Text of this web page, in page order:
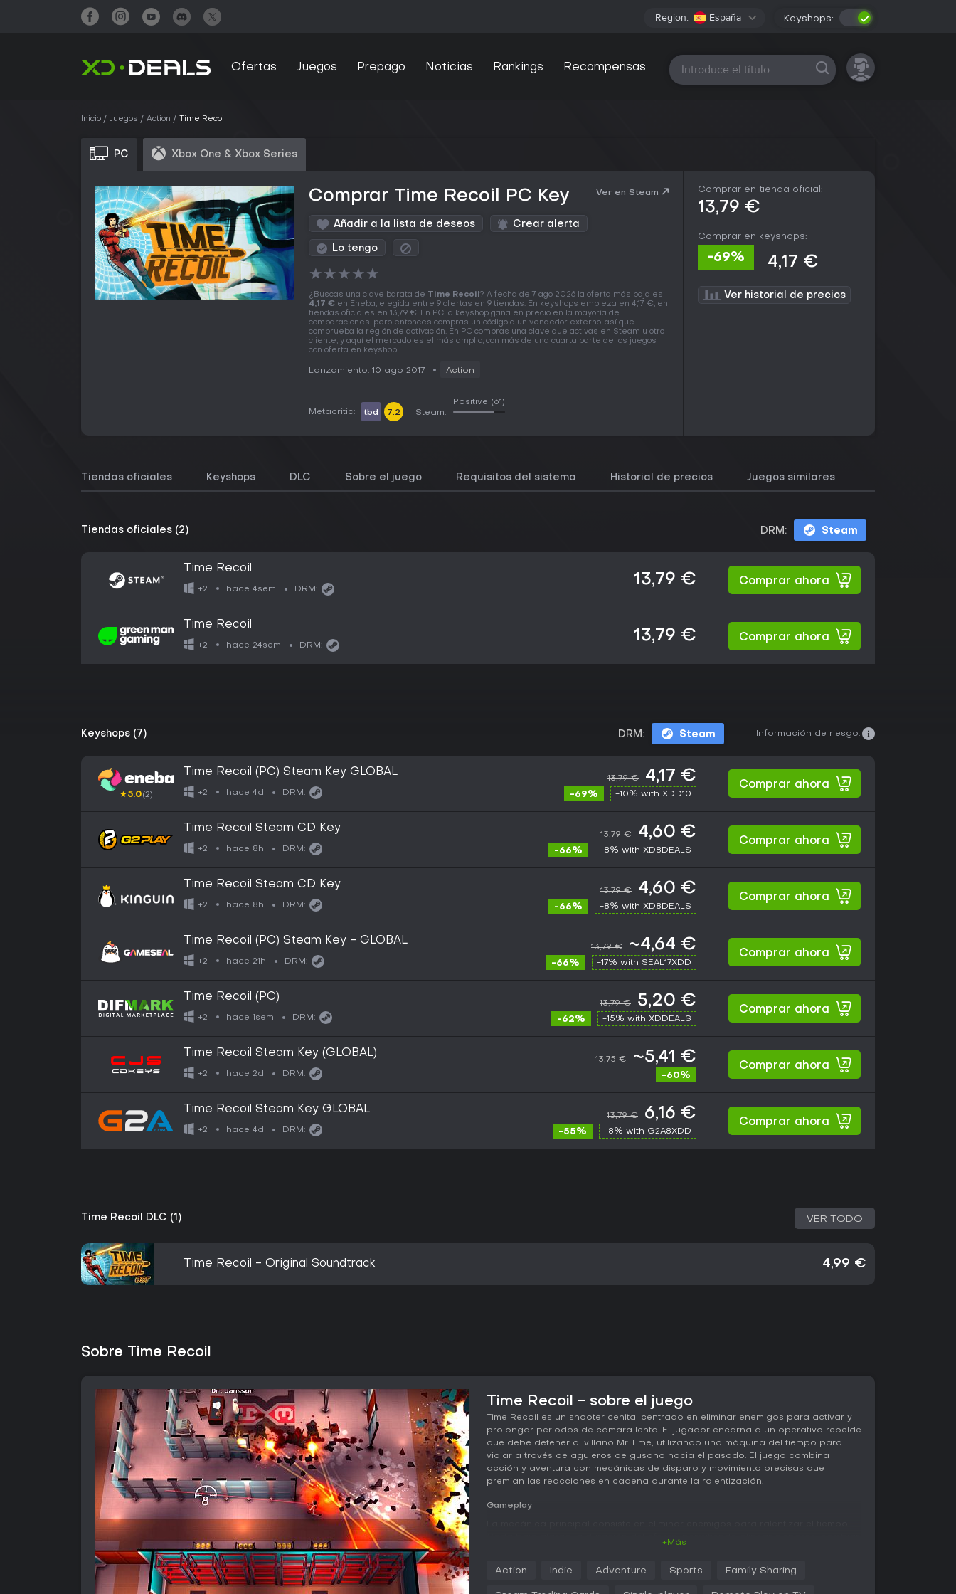
Region: España Keyshops:
Ofertas Juegos Prepago Noticias Rankings Recompensas Todas las plataformas
Inicio Juegos Action Time Recoil
PC Xbox One & Xbox Series
Comprar Time Recoil PC Key Ver en Steam
Añadir a la lista de deseos Crear alerta
Lo tengo
★★★★★
¿Buscas una clave barata de Time Recoil ? A fecha de 7 ago 2026 la oferta más baja es
4,17 € en Eneba, elegida entre 9 ofertas en 9 tiendas. En keyshops empieza en 4,17 €, en
tiendas oficiales en 13,79 €. En PC la keyshop gana en precio en la mayoría de
comparaciones, pero entonces compras un código a un vendedor externo, así que
comprueba la región de activación. En PC compras una clave que activas en Steam u otro
cliente, y aquí el mercado es el más amplio, con más de una cuarta parte de los juegos
con oferta en keyshop.
Lanzamiento: 10 ago 2017 Action
Metacritic: tbd 7.2 Steam:
Positive (61)
Comprar en tienda oficial:
13,79 €
Comprar en keyshops:
-69% 4,17 €
Ver historial de precios
Tiendas oficiales Keyshops DLC Sobre el juego Requisitos del sistema Historial de precios Juegos similares
Tiendas oficiales (2) DRM: Steam
Time Recoil
+2 hace 4sem DRM:
13,79 € Comprar ahora
Time Recoil
+2 hace 24sem DRM:
13,79 € Comprar ahora
Keyshops (7) DRM: Steam Información de riesgo:
★5.0(2)
Time Recoil (PC) Steam Key GLOBAL
+2 hace 4d DRM:
13,79 € 4,17 €
-69% -10% with XDD10
Comprar ahora
Time Recoil Steam CD Key
+2 hace 8h DRM:
13,79 € 4,60 €
-66% -8% with XD8DEALS
Comprar ahora
Time Recoil Steam CD Key
+2 hace 8h DRM:
13,79 € 4,60 €
-66% -8% with XD8DEALS
Comprar ahora
Time Recoil (PC) Steam Key - GLOBAL
+2 hace 21h DRM:
13,79 € ~4,64 €
-66% -17% with SEAL17XDD
Comprar ahora
Time Recoil (PC)
+2 hace 1sem DRM:
13,79 € 5,20 €
-62% -15% with XDDEALS
Comprar ahora
Time Recoil Steam Key (GLOBAL)
+2 hace 2d DRM:
13,75 € ~5,41 €
-60%
Comprar ahora
Time Recoil Steam Key GLOBAL
+2 hace 4d DRM:
13,79 € 6,16 €
-55% -8% with G2A8XDD
Comprar ahora
Time Recoil DLC (1) VER TODO
Time Recoil - Original Soundtrack 4,99 €
Sobre Time Recoil
Time Recoil - sobre el juego
Time Recoil es un shooter cenital centrado en eliminar enemigos para activar y
prolongar periodos de cámara lenta. El jugador encarna a un operativo rebelde
que debe detener al villano Mr Time, utilizando una máquina del tiempo para
viajar a través de agujeros de gusano hacia el pasado. El juego combina
acción y aventura con mecánicas de disparo y movimiento precisas que
premian las reacciones en cadena durante la ralentización.
Gameplay
especiales que permiten atravesar paredes y enemigos con mayor potencia
+Más
Action Indie Adventure Sports Family Sharing